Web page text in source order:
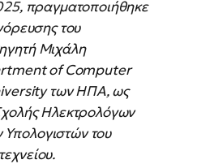
πραγματοποιήθηκε
του
Μιχάλη
of Computer
των ΗΠΑ, ως
Ηλεκτρολόγων
του